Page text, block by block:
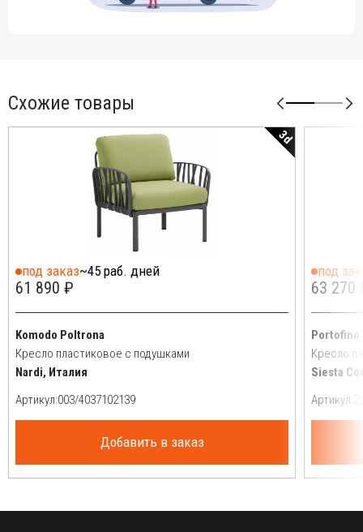
Схожие товары
3d
под заказ~45 раб. дней
61 890 ₽
Komodo Poltrona
Кресло пластиковое с подушками
Nardi, Италия
Артикул:
Добавить в заказ
под
63 270
Portofino
Кресло
Siesta
Артикул: